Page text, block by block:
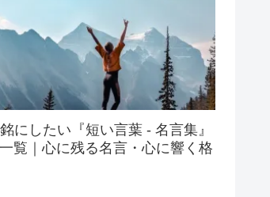
にしたい『短い言葉 - 名言集』
覧｜心に残る名言・心に響く格